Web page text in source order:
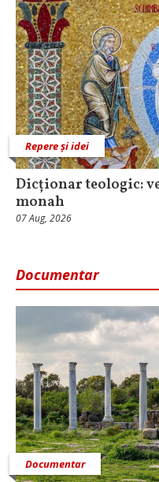
Repere și idei
Dicționar teologic:
monah
07 Aug, 2026
Documentar
Documentar